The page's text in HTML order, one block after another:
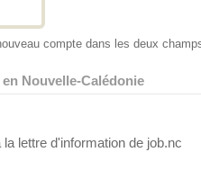
compte dans les deux
Nouvelle-Calédonie
lettre d'information de job.nc